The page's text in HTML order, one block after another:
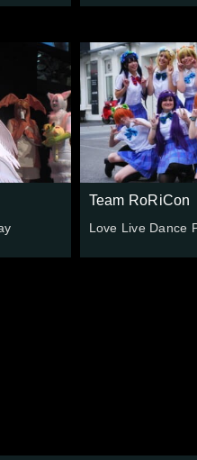
Team RoRiCon
Love Live Dance